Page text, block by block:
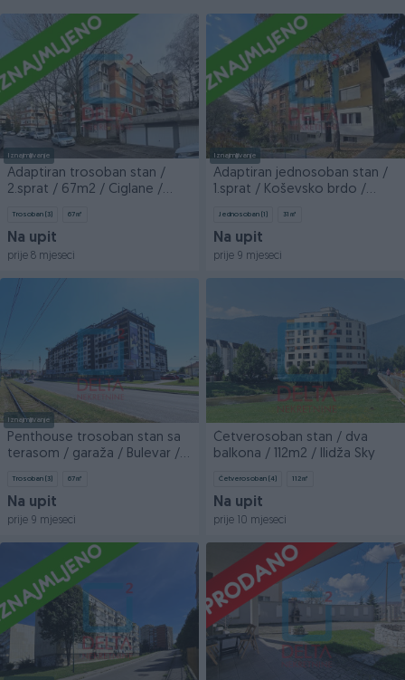
Iznajmljivanje
Adaptiran trosoban stan /
2.sprat / 67m2 / Ciglane /
Trosoban (3) 67㎡
Na upit
prije 8 mjeseci
Iznajmljivanje
Adaptiran jednosoban stan /
1.sprat / Koševsko brdo /
Jednosoban (1) 31 ㎡
Na upit
prije 9 mjeseci
Iznajmljivanje
Penthouse trosoban stan sa
terasom / garaža / Bulevar /
Trosoban (3) 67㎡
Na upit
prije 9 mjeseci
Četverosoban stan / dva
balkona / 112m2 / Ilidža Sky
Četverosoban (4) 112㎡
Na upit
prije 10 mjeseci